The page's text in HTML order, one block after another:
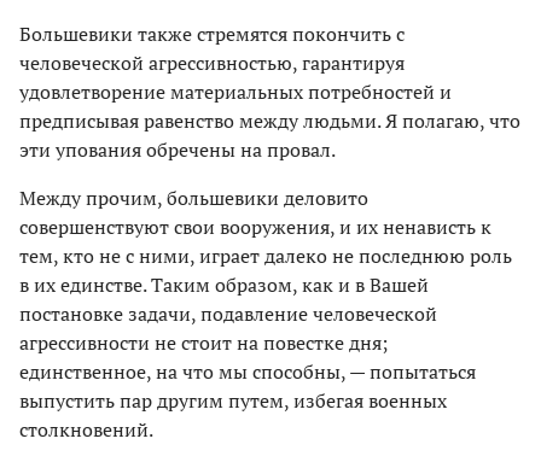
Большевики также стремятся покончить с
человеческой агрессивностью, гарантируя
удовлетворение материальных потребностей и
предписывая равенство между людьми. Я полагаю, что
эти упования обречены на провал.
Между прочим, большевики деловито
совершенствуют свои вооружения, и их ненависть к
тем, кто не с ними, играет далеко не последнюю роль
в их единстве. Таким образом, как и в Вашей
постановке задачи, подавление человеческой
агрессивности не стоит на повестке дня;
единственное, на что мы способны, — попытаться
выпустить пар другим путем, избегая военных
столкновений.